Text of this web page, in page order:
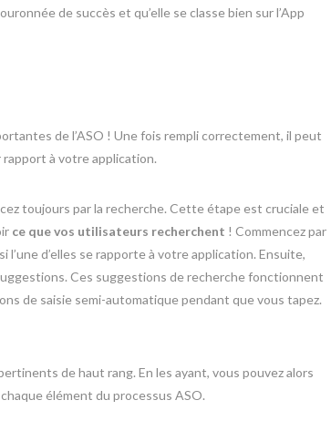
de succès et qu’elle se classe bien sur l’App
de l’ASO ! Une fois rempli correctement, il peut
à votre application.
toujours par la recherche. Cette étape est cruciale et
ce que vos utilisateurs recherchent ! Commencez par
d’elles se rapporte à votre application. Ensuite,
Ces suggestions de recherche fonctionnent
de saisie semi-automatique pendant que vous tapez.
de haut rang. En les ayant, vous pouvez alors
élément du processus ASO.